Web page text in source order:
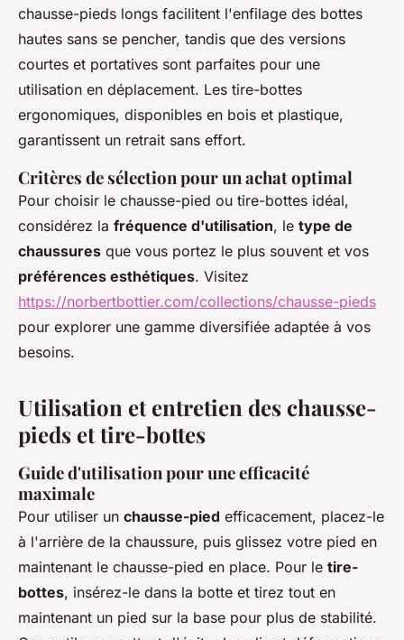
chausse-pieds longs facilitent l'enfilage des bottes
hautes sans se pencher, tandis que des versions
courtes et portatives sont parfaites pour une
utilisation en déplacement. Les tire-bottes
ergonomiques, disponibles en bois et plastique,
garantissent un retrait sans effort.
Critères de sélection pour un achat optimal
Pour choisir le chausse-pied ou tire-bottes idéal,
considérez la fréquence d'utilisation, le type de
chaussures que vous portez le plus souvent et vos
préférences esthétiques. Visitez
https://norbertbottier.com/collections/chausse-pieds
pour explorer une gamme diversifiée adaptée à vos
besoins.
Utilisation et entretien des chausse-
pieds et tire-bottes
Guide d'utilisation pour une efficacité
maximale
Pour utiliser un chausse-pied efficacement, placez-le
à l'arrière de la chaussure, puis glissez votre pied en
maintenant le chausse-pied en place. Pour le tire-
bottes, insérez-le dans la botte et tirez tout en
maintenant un pied sur la base pour plus de stabilité.